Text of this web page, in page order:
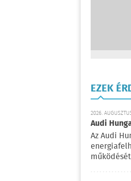
EZEK
2026.
Audi
Az Audi
működését